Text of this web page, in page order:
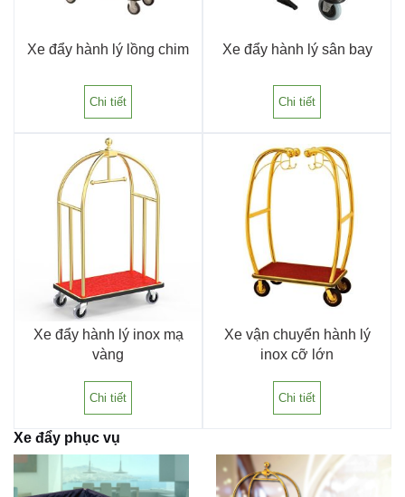
Xe đẩy hành lý lồng chim
Chi tiết
Xe đẩy hành lý sân bay
Chi tiết
Xe đẩy hành lý inox mạ
vàng
Chi tiết
Xe vận chuyển hành lý
inox cỡ lớn
Chi tiết
Xe đẩy phục vụ